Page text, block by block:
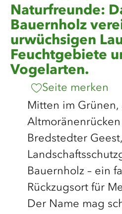
Naturfreunde:
Bauernholz
urwüchsigen
Feuchtgebiete
Vogelarten.
Seite merken
Mitten im
Bredstedter
Bauernholz – ein
Rückzugsort für
Der Name mag